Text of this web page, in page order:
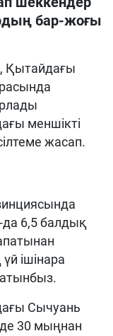
бар-жоғы
Қытайдағы
меншікті
жасап.
да 6,5 балдық
ішінара
Сычуань
30 мыңнан